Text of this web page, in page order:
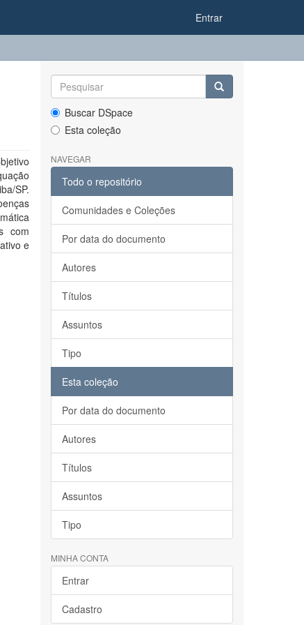
Entrar
SP.
com
e
Buscar DSpace
Esta coleção
NAVEGAR
Todo o repositório
Comunidades e Coleções
Por data do documento
Autores
Títulos
Assuntos
Tipo
Esta coleção
Por data do documento
Autores
Títulos
Assuntos
Tipo
MINHA CONTA
Entrar
Cadastro